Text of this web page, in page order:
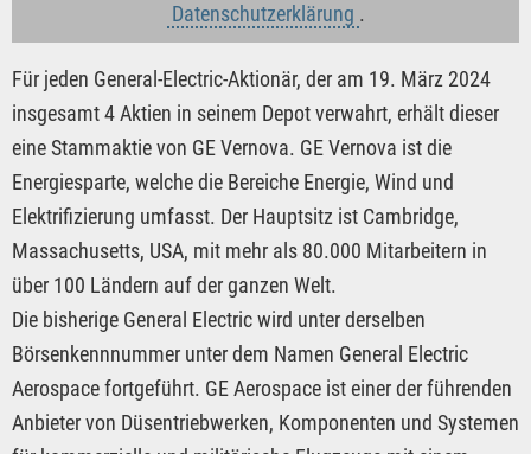
Datenschutzerklärung .
Für jeden General-Electric-Aktionär, der am 19. März 2024
insgesamt 4 Aktien in seinem Depot verwahrt, erhält dieser
eine Stammaktie von GE Vernova. GE Vernova ist die
Energiesparte, welche die Bereiche Energie, Wind und
Elektrifizierung umfasst. Der Hauptsitz ist Cambridge,
Massachusetts, USA, mit mehr als 80.000 Mitarbeitern in
über 100 Ländern auf der ganzen Welt.
Die bisherige General Electric wird unter derselben
Börsenkennnummer unter dem Namen General Electric
Aerospace fortgeführt. GE Aerospace ist einer der führenden
Anbieter von Düsentriebwerken, Komponenten und Systemen